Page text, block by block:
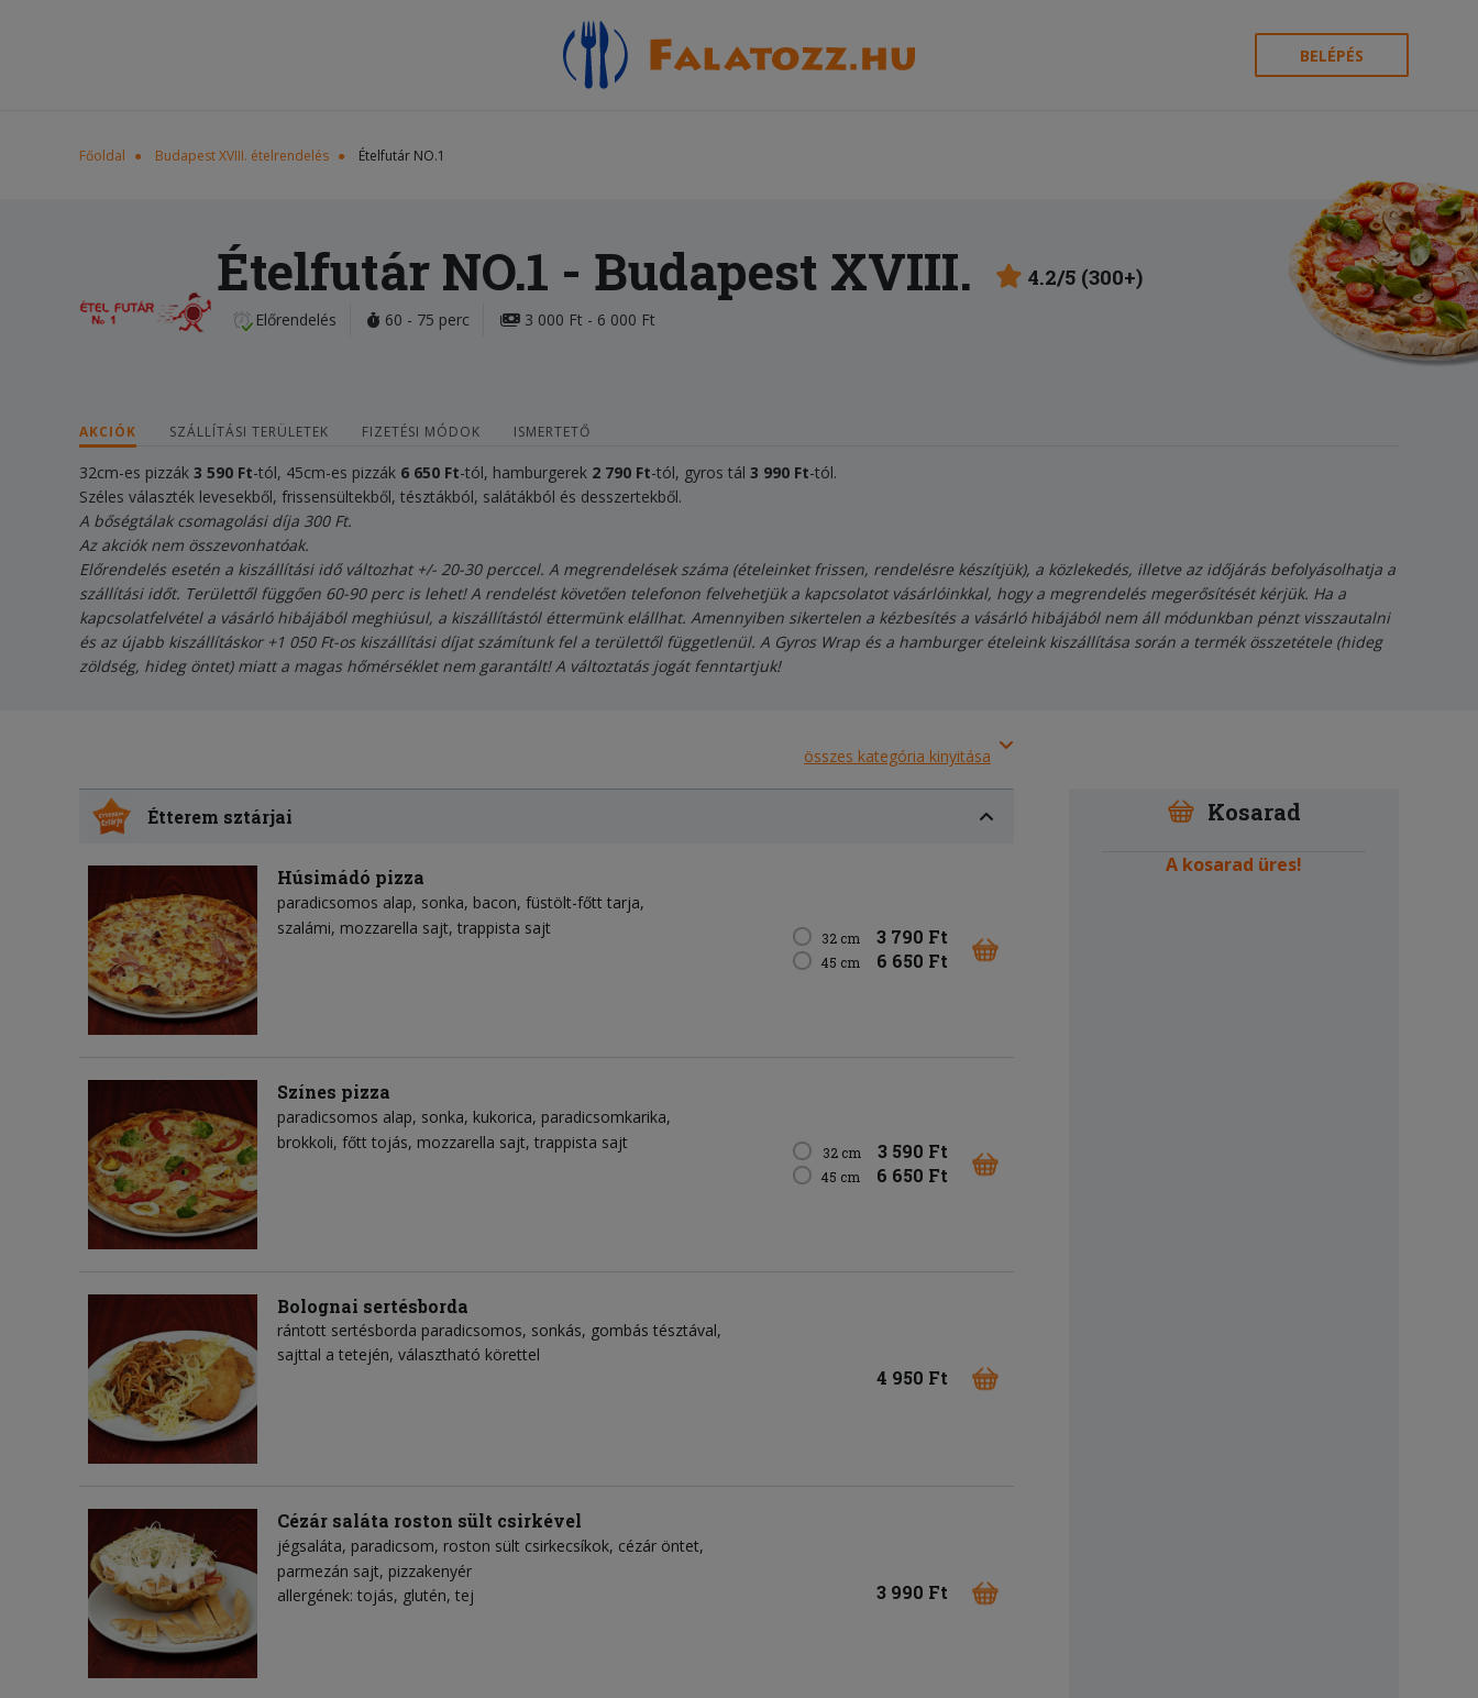
BELÉPÉS
Főoldal Budapest XVIII. ételrendelés Ételfutár NO.1
Ételfutár NO.1 - Budapest XVIII. 4.2/5 (300+)
Előrendelés 60 - 75 perc 3 000 Ft - 6 000 Ft
AKCIÓK SZÁLLÍTÁSI TERÜLETEK FIZETÉSI MÓDOK ISMERTETŐ
32cm-es pizzák 3 590 Ft-tól, 45cm-es pizzák 6 650 Ft-tól, hamburgerek 2 790 Ft-tól, gyros tál 3 990 Ft-tól.
Széles választék levesekből, frissensültekből, tésztákból, salátákból és desszertekből.
A bőségtálak csomagolási díja 300 Ft.
Az akciók nem összevonhatóak.
Előrendelés esetén a kiszállítási idő változhat +/- 20-30 perccel. A megrendelések száma (ételeinket frissen, rendelésre készítjük), a közlekedés, illetve az időjárás befolyásolhatja a
szállítási időt. Területtől függően 60-90 perc is lehet! A rendelést követően telefonon felvehetjük a kapcsolatot vásárlóinkkal, hogy a megrendelés megerősítését kérjük. Ha a
kapcsolatfelvétel a vásárló hibájából meghiúsul, a kiszállítástól éttermünk elállhat. Amennyiben sikertelen a kézbesítés a vásárló hibájából nem áll módunkban pénzt visszautalni
és az újabb kiszállításkor +1 050 Ft-os kiszállítási díjat számítunk fel a területtől függetlenül. A Gyros Wrap és a hamburger ételeink kiszállítása során a termék összetétele (hideg
zöldség, hideg öntet) miatt a magas hőmérséklet nem garantált! A változtatás jogát fenntartjuk!
összes kategória kinyitása
Étterem sztárjai
Húsimádó pizza
paradicsomos alap sonka bacon füstölt-főtt tarja
szalámi mozzarella sajt trappista sajt 32 cm 3 790 Ft
45 cm 6 650 Ft
Színes pizza
paradicsomos alap sonka kukorica paradicsomkarika
brokkoli főtt tojás mozzarella sajt trappista sajt 32 cm 3 590 Ft
45 cm 6 650 Ft
Bolognai sertésborda
rántott sertésborda paradicsomos, sonkás, gombás tésztával,
sajttal a tetején, választható körettel
4 950 Ft
Cézár saláta roston sült csirkével
jégsaláta paradicsom roston sült csirkecsíkok cézár öntet
parmezán sajt pizzakenyér
allergének: tojás, glutén, tej
3 990 Ft
Kosarad
A kosarad üres!